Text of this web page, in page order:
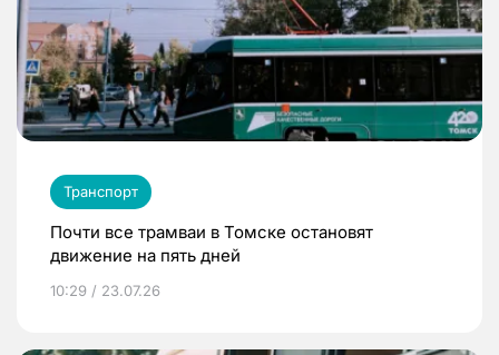
Транспорт
Почти все трамваи в Томске остановят
движение на пять дней
10:29 / 23.07.26